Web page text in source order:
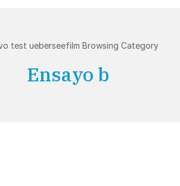
test ueberseefilm Browsing Category
Ensayo b